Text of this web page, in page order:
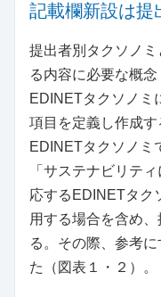
記載欄新設は提
提出者別タクソノ
る内容に必要な概
EDINETタクソノミ
項目を定義し作成
EDINETタクソノミ
「サステナビリテ
応するEDINETタク
用する場合を含め
る。その際、参考
た（図表１・２）。